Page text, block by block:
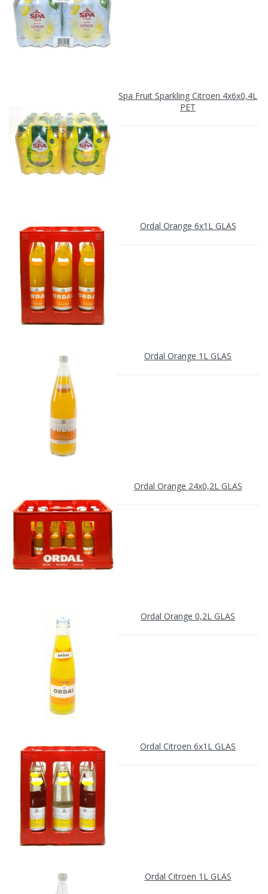
Spa Fruit Sparkling Citroen 4x6x0,4L
PET
Ordal Orange 6x1L GLAS
Ordal Orange 1L GLAS
Ordal Orange 24x0,2L GLAS
Ordal Orange 0,2L GLAS
Ordal Citroen 6x1L GLAS
Ordal Citroen 1L GLAS